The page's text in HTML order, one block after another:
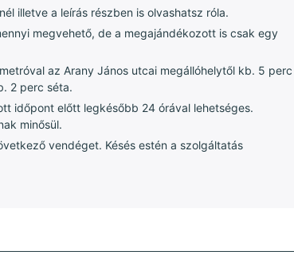
illetve a leírás részben is olvashatsz róla.
megvehető, de a megajándékozott is csak egy
az Arany János utcai megállóhelytől kb. 5 perc
2 perc séta.
időpont előtt legkésőbb 24 órával lehetséges.
minősül.
vendéget. Késés estén a szolgáltatás